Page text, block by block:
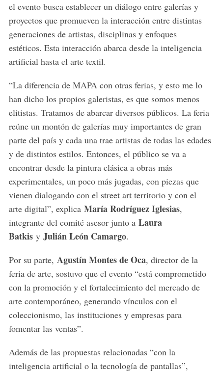
el evento busca establecer un diálogo entre galerías y
proyectos que promueven la interacción entre distintas
generaciones de artistas, disciplinas y enfoques
estéticos. Esta interacción abarca desde la inteligencia
artificial hasta el arte textil.
“La diferencia de MAPA con otras ferias, y esto me lo
han dicho los propios galeristas, es que somos menos
elitistas. Tratamos de abarcar diversos públicos. La feria
reúne un montón de galerías muy importantes de gran
parte del país y cada una trae artistas de todas las edades
y de distintos estilos. Entonces, el público se va a
encontrar desde la pintura clásica a obras más
experimentales, un poco más jugadas, con piezas que
vienen dialogando con el street art territorio y con el
arte digital”, explica María Rodríguez Iglesias,
integrante del comité asesor junto a Laura
Batkisy Julián León Camargo.
Por su parte, Agustín Montes de Oca, director de la
feria de arte, sostuvo que el evento “está comprometido
con la promoción y el fortalecimiento del mercado de
arte contemporáneo, generando vínculos con el
coleccionismo, las instituciones y empresas para
fomentar las ventas”.
Además de las propuestas relacionadas “con la
inteligencia artificial o la tecnología de pantallas”,